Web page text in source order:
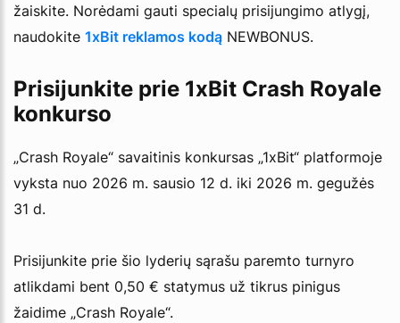
žaiskite. Norėdami gauti specialų prisijungimo atlygį,
naudokite 1xBit reklamos kodą NEWBONUS.
Prisijunkite prie 1xBit Crash Royale
konkurso
„Crash Royale“ savaitinis konkursas „1xBit“ platformoje
vyksta nuo 2026 m. sausio 12 d. iki 2026 m. gegužės
31 d.
Prisijunkite prie šio lyderių sąrašu paremto turnyro
atlikdami bent 0,50 € statymus už tikrus pinigus
žaidime „Crash Royale“.